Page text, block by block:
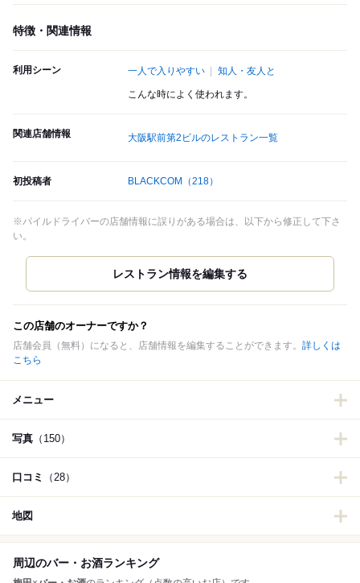
特徴・関連情報
利用シーン 一人で入りやすい 知人・友人と
こんな時によく使われます。
関連店舗情報 大阪駅前第2ビルのレストラン一覧
初投稿者 BLACKCOM （218）
※パイルドライバーの店舗情報に誤りがある場合は、以下から修正して下さ
い。
この店舗のオーナーですか？
店舗会員（無料）になると、店舗情報を編集することができます。 詳しくは
こちら
メニュー
写真 （150）
口コミ （28）
地図
周辺のバー・お酒ランキング